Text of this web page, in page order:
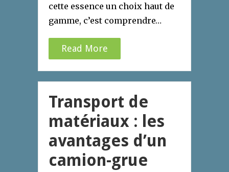
cette essence un choix haut de
gamme, c’est comprendre…
Read More
Transport de
matériaux : les
avantages d’un
camion-grue